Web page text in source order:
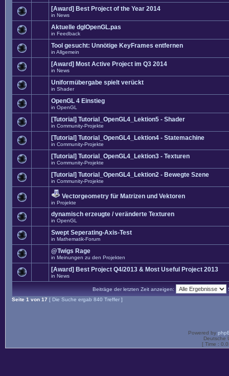
[Award] Best Project of the Year 2014
in News
Aktuelle dglOpenGL.pas
in Feedback
Tool gesucht: Unnötige KeyFrames entfernen
in Allgemein
[Award] Most Active Project im Q3 2014
in News
Uniformübergabe spielt verückt
in Shader
OpenGL 4 Einstieg
in OpenGL
[Tutorial] Tutorial_OpenGL4_Lektion5 - Shader
in Community-Projekte
[Tutorial] Tutorial_OpenGL4_Lektion4 - Statemachine
in Community-Projekte
[Tutorial] Tutorial_OpenGL4_Lektion3 - Texturen
in Community-Projekte
[Tutorial] Tutorial_OpenGL4_Lektion2 - Bewegte Szene
in Community-Projekte
Vectorgeometry für Matrizen und Vektoren
in Projekte
dynamisch erzeugte / veränderte Texturen
in OpenGL
Swept Seperating-Axis-Test
in Mathematik-Forum
@Twigs Rage
in Meinungen zu den Projekten
[Award] Best Project Q4/2013 & Most Useful Project 2013
in News
Beiträge der letzten Zeit anzeigen:
Seite 1 von 17 [ Die Suche ergab 840 Treffer ]
Powered by
Deutsche
[ Time :